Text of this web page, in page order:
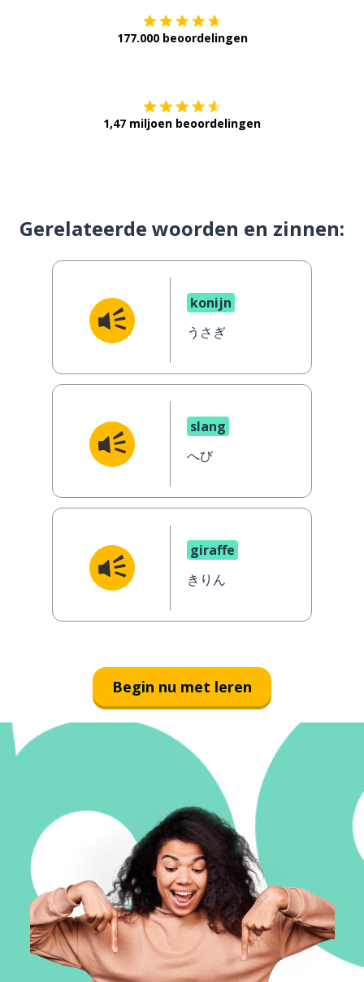
177.000 beoordelingen
1,47 miljoen beoordelingen
Gerelateerde woorden en zinnen:
konijn
うさぎ
slang
へび
giraffe
きりん
Begin nu met leren